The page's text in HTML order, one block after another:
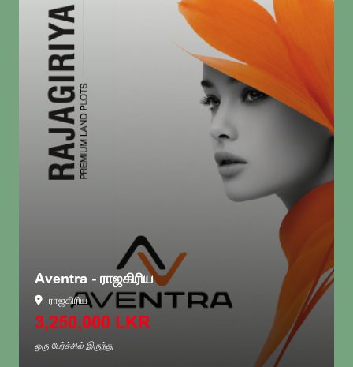
Aventra - ராஜகிரிய
ராஜகிரிய
3,250,000 LKR
ஒரு பேர்ச்சில் இருந்து